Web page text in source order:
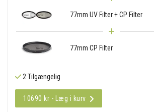
77mm UV Filter + CP Filter
77mm CP Filter
2 Tilgængelig
10690 kr - Læg i kurv